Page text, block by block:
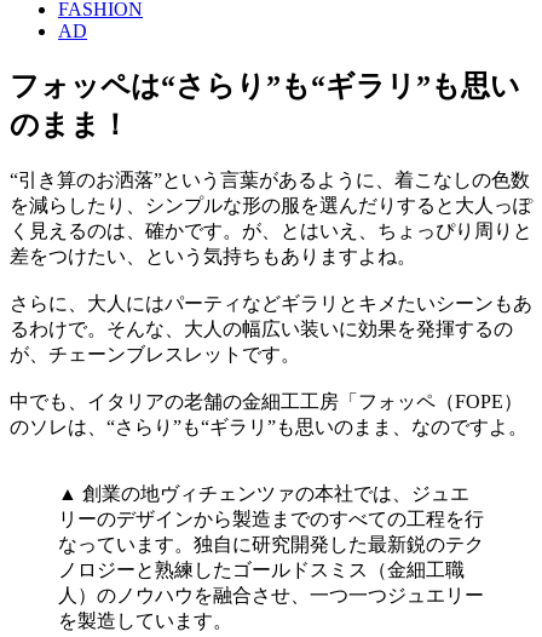
FASHION
AD
フォッペは“さらり”も“ギラリ”も思い
のまま！
“引き算のお洒落”という言葉があるように、着こなしの色数
を減らしたり、シンプルな形の服を選んだりすると大人っぽ
く見えるのは、確かです。が、とはいえ、ちょっぴり周りと
差をつけたい、という気持ちもありますよね。
さらに、大人にはパーティなどギラリとキメたいシーンもあ
るわけで。そんな、大人の幅広い装いに効果を発揮するの
が、チェーンブレスレットです。
中でも、イタリアの老舗の金細工工房「フォッペ（FOPE）
のソレは、“さらり”も“ギラリ”も思いのまま、なのですよ。
▲ 創業の地ヴィチェンツァの本社では、ジュエ
リーのデザインから製造までのすべての工程を行
なっています。独自に研究開発した最新鋭のテク
ノロジーと熟練したゴールドスミス（金細工職
人）のノウハウを融合させ、一つ一つジュエリー
を製造しています。